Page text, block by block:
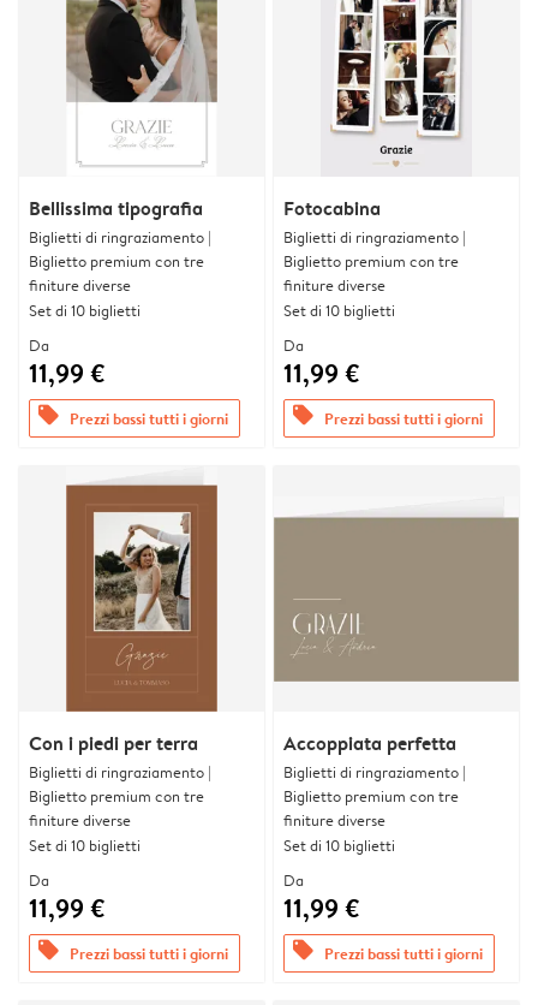
Bellissima tipografia
Biglietti di ringraziamento |
Biglietto premium con tre
finiture diverse
Set di 10 biglietti
Da
11,99 €
offers Prezzi bassi tutti i giorni
Fotocabina
Biglietti di ringraziamento |
Biglietto premium con tre
finiture diverse
Set di 10 biglietti
Da
11,99 €
offers Prezzi bassi tutti i giorni
Con i piedi per terra
Biglietti di ringraziamento |
Biglietto premium con tre
finiture diverse
Set di 10 biglietti
Da
11,99 €
offers Prezzi bassi tutti i giorni
Accoppiata perfetta
Biglietti di ringraziamento |
Biglietto premium con tre
finiture diverse
Set di 10 biglietti
Da
11,99 €
offers Prezzi bassi tutti i giorni